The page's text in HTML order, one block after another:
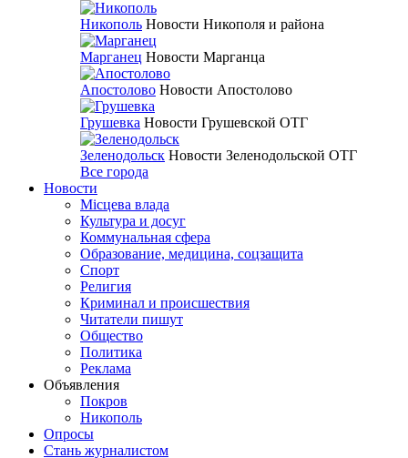
Никополь Новости Никополя и района
Марганец Новости Марганца
Апостолово Новости Апостолово
Грушевка Новости Грушевской ОТГ
Зеленодольск Новости Зеленодольской ОТГ
Все города
Новости
Місцева влада
Культура и досуг
Коммунальная сфера
Образование, медицина, соцзащита
Спорт
Религия
Криминал и происшествия
Читатели пишут
Общество
Политика
Реклама
Объявления
Покров
Никополь
Опросы
Стань журналистом